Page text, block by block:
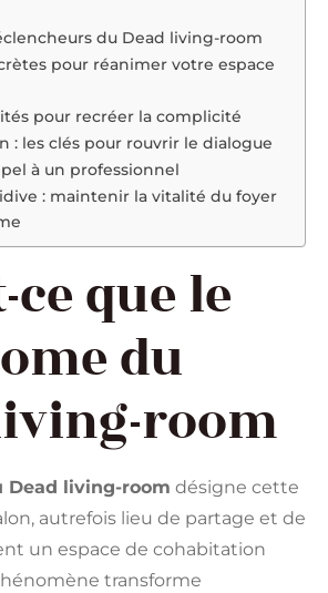
du Dead living-room
pour réanimer votre espace
pour recréer la complicité
: les clés pour rouvrir le dialogue
à un professionnel
: maintenir la vitalité du foyer
ce que le
du
room
Dead living-room désigne cette
autrefois lieu de partage et de
un espace de cohabitation
transforme